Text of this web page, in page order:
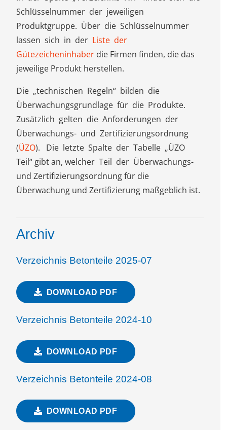
Schlüsselnummer der jeweiligen
Produktgruppe. Über die Schlüsselnummer
lassen sich in der Liste der
Gütezeicheninhaber die Firmen finden, die das
jeweilige Produkt herstellen.
Die „technischen Regeln“ bilden die
Überwachungsgrundlage für die Produkte.
Zusätzlich gelten die Anforderungen der
Überwachungs- und Zertifizierungsordnung
(ÜZO). Die letzte Spalte der Tabelle „ÜZO
Teil“ gibt an, welcher Teil der Überwachungs-
und Zertifizierungsordnung für die
Überwachung und Zertifizierung maßgeblich ist.
Archiv
Verzeichnis Betonteile 2025-07
DOWNLOAD PDF
Verzeichnis Betonteile 2024-10
DOWNLOAD PDF
Verzeichnis Betonteile 2024-08
DOWNLOAD PDF